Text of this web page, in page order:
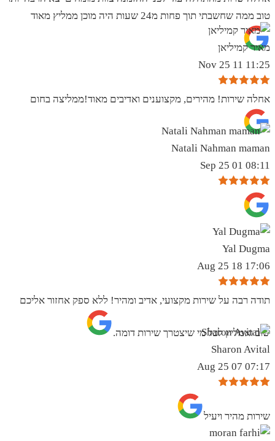
טוב ממה שחשבתי תוך פחות מ24 שעות היה מוכן ממליץ מאוד
מאיר קמיליאן
11:25 11 Nov 25
אחלה שירות! מהירים, מקצוענים ואדיבים מאוד!ממליצה בחום
Natali Nahman maman
08:11 01 Sep 25
Yal Dugma
17:06 18 Aug 25
תודה רבה על שירות מקצועי, אדיב ומהיר! ללא ספק אחזור אליכם
שוב ואמליץ לכל מי שיצטרך שירות דומה.
Sharon Avital
07:17 07 Aug 25
שירות מהיר ויעיל